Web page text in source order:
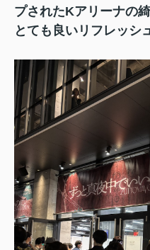
プされたKアリーナの
とても良いリフレッシ